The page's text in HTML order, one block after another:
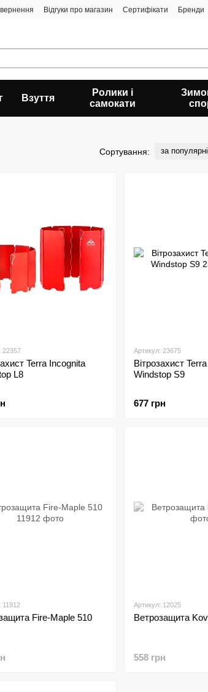
Відгуки про магазин Сертифікати
Бренди
Взуття
Ролики і
самокати
Сортування: за
22357
Terra Incognita
L8
Артикул: 23675
Вітрозахист
Windstop S9
677 грн
11912
Fire-Maple 510
Артикул: 12025
Ветрозащита
558 грн